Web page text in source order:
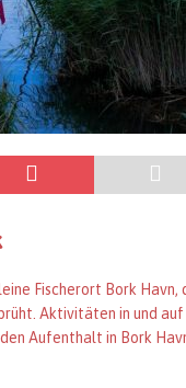
Fischerort Bork
Aktivitäten in und auf
Aufenthalt in Bork